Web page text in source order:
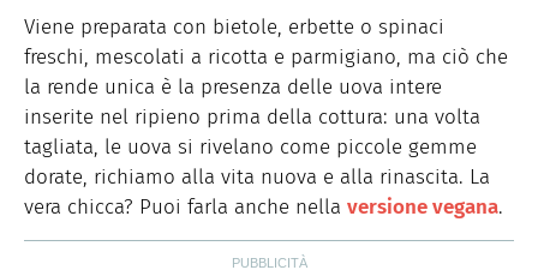
Viene preparata con bietole, erbette o spinaci
freschi, mescolati a ricotta e parmigiano, ma ciò che
la rende unica è la presenza delle uova intere
inserite nel ripieno prima della cottura: una volta
tagliata, le uova si rivelano come piccole gemme
dorate, richiamo alla vita nuova e alla rinascita. La
vera chicca? Puoi farla anche nella versione vegana.